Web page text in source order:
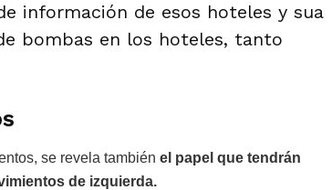
información de esos hoteles y sua
bombas en los hoteles, tanto
se revela también el papel que tendrán
de izquierda.